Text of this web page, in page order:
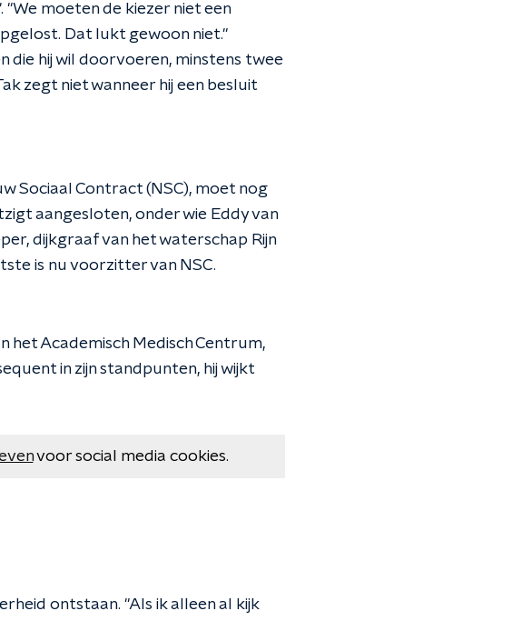
"We moeten de kiezer niet een
Dat lukt gewoon niet."
hij wil doorvoeren, minstens twee
zegt niet wanneer hij een besluit
Sociaal Contract (NSC), moet nog
aangesloten, onder wie Eddy van
dijkgraaf van het waterschap Rijn
is nu voorzitter van NSC.
het Academisch Medisch Centrum,
in zijn standpunten, hij wijkt
voor social media cookies.
ontstaan. "Als ik alleen al kijk